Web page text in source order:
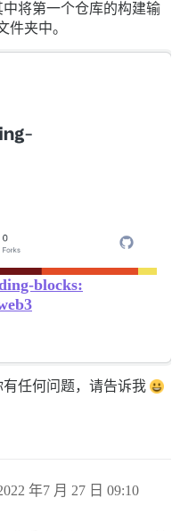
将第一个仓库的构建输
件夹中。
blocks:
任何问题，请告诉我
年7 月 27 日 09:10